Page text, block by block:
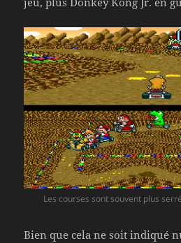
Les courses sont souvent plus
Bien que cela ne soit indiqué